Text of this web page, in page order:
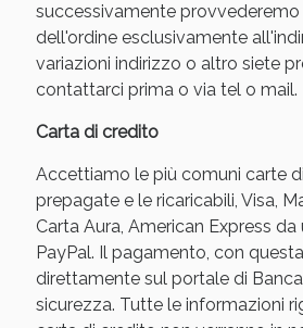
successivamente provvederemo
dell'ordine esclusivamente
variazioni indirizzo o altro siete
contattarci prima o via tel o mail.
Carta di credito
Accettiamo le più comuni carte
prepagate e le ricaricabili, Visa,
Carta Aura, American Express
PayPal. Il pagamento, con
direttamente sul portale di
sicurezza. Tutte le informazioni